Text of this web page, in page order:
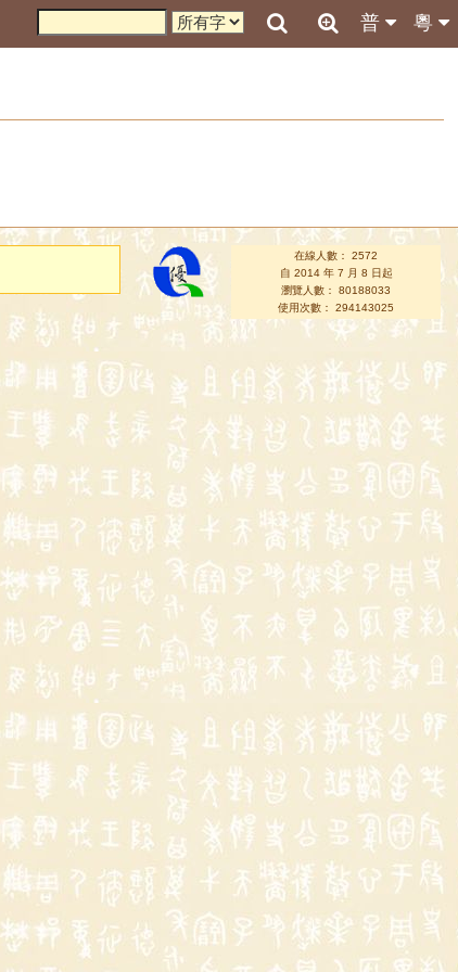
粵
普
在線人數： 2572
自 2014 年 7 月 8 日起
瀏覽人數： 80188033
使用次數： 294143025